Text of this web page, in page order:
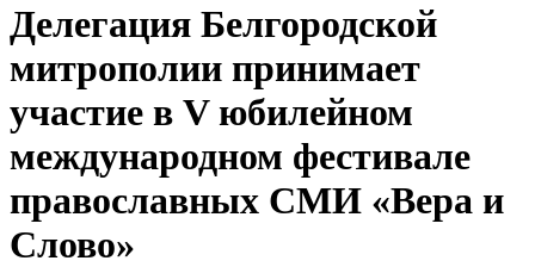
Делегация Белгородской
митрополии принимает
участие в V юбилейном
международном фестивале
православных СМИ «Вера и
Слово»